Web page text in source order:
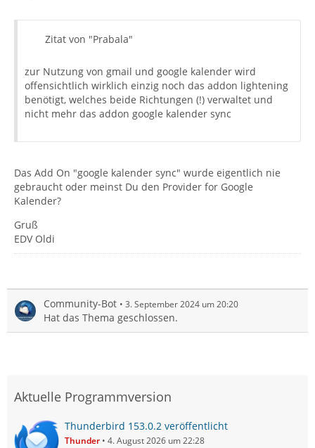
Zitat von "Prabala"
zur Nutzung von gmail und google kalender wird
offensichtlich wirklich einzig noch das addon lightening
benötigt, welches beide Richtungen (!) verwaltet und
nicht mehr das addon google kalender sync
Das Add On "google kalender sync" wurde eigentlich nie
gebraucht oder meinst Du den Provider for Google
Kalender?
Gruß
EDV Oldi
Community-Bot 3. September 2024 um 20:20
Hat das Thema geschlossen.
Aktuelle Programmversion
Thunderbird 153.0.2 veröffentlicht
Thunder 4. August 2026 um 22:28